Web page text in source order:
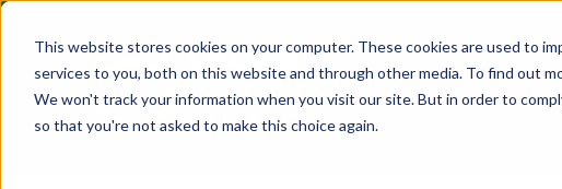
This website stores cookies on your computer. These cookies are used to
services to you, both on this website and through other media. To find out
We won't track your information when you visit our site. But in order to
so that you're not asked to make this choice again.